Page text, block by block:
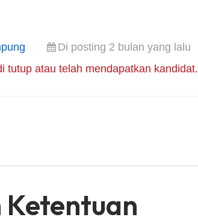
Di posting 2 bulan yang lalu
tutup atau telah mendapatkan kandidat.